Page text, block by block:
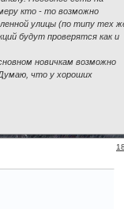
кто - то возможно
улицы (по типу тех
будут проверятся как и
новичкам возможно
что у хороших